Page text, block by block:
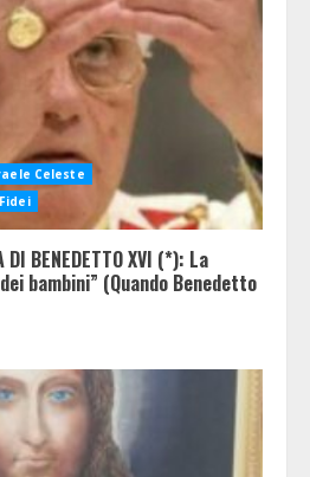
Celeste
BENEDETTO XVI (*): La
bambini” (Quando Benedetto